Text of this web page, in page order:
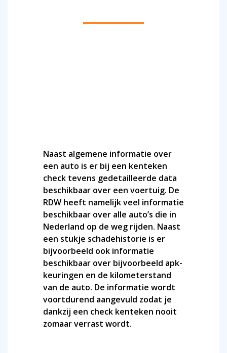
Naast algemene informatie over
een auto is er bij een kenteken
check tevens gedetailleerde data
beschikbaar over een voertuig. De
RDW heeft namelijk veel informatie
beschikbaar over alle auto’s die in
Nederland op de weg rijden. Naast
een stukje schadehistorie is er
bijvoorbeeld ook informatie
beschikbaar over bijvoorbeeld apk-
keuringen en de kilometerstand
van de auto. De informatie wordt
voortdurend aangevuld zodat je
dankzij een check kenteken nooit
zomaar verrast wordt.